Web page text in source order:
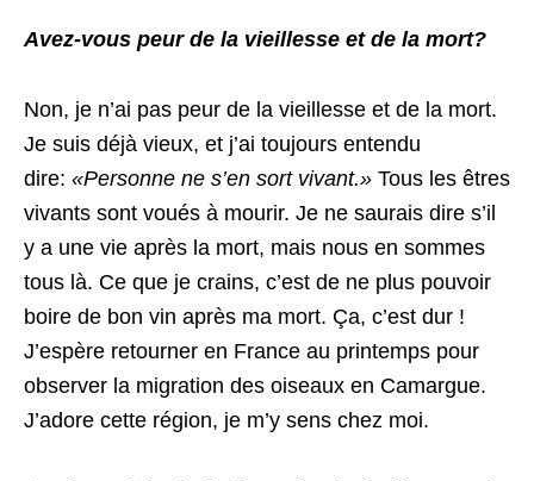
Avez-vous peur de la vieillesse et de la mort?
Non, je n’ai pas peur de la vieillesse et de la mort.
Je suis déjà vieux, et j’ai toujours entendu
dire: «Personne ne s’en sort vivant.» Tous les êtres
vivants sont voués à mourir. Je ne saurais dire s’il
y a une vie après la mort, mais nous en sommes
tous là. Ce que je crains, c’est de ne plus pouvoir
boire de bon vin après ma mort. Ça, c’est dur !
J’espère retourner en France au printemps pour
observer la migration des oiseaux en Camargue.
J’adore cette région, je m’y sens chez moi.